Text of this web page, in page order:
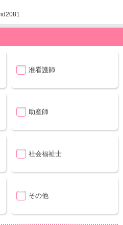
准看護師
助産師
社会福祉士
その他